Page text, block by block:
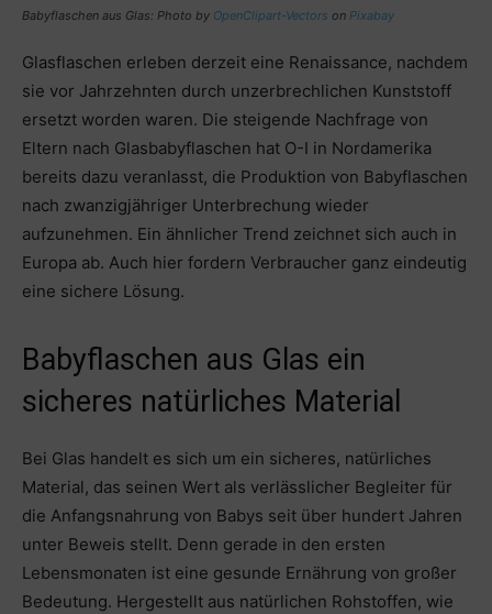
Babyflaschen aus Glas: Photo by OpenClipart-Vectors on Pixabay
Glasflaschen erleben derzeit eine Renaissance, nachdem
sie vor Jahrzehnten durch unzerbrechlichen Kunststoff
ersetzt worden waren. Die steigende Nachfrage von
Eltern nach Glasbabyflaschen hat O-I in Nordamerika
bereits dazu veranlasst, die Produktion von Babyflaschen
nach zwanzigjähriger Unterbrechung wieder
aufzunehmen. Ein ähnlicher Trend zeichnet sich auch in
Europa ab. Auch hier fordern Verbraucher ganz eindeutig
eine sichere Lösung.
Babyflaschen aus Glas ein
sicheres natürliches Material
Bei Glas handelt es sich um ein sicheres, natürliches
Material, das seinen Wert als verlässlicher Begleiter für
die Anfangsnahrung von Babys seit über hundert Jahren
unter Beweis stellt. Denn gerade in den ersten
Lebensmonaten ist eine gesunde Ernährung von großer
Bedeutung. Hergestellt aus natürlichen Rohstoffen, wie